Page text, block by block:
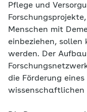
Pflege und
Menschen mit
einbeziehen,
werden. Der
die Förderung
wissenschaftlichen